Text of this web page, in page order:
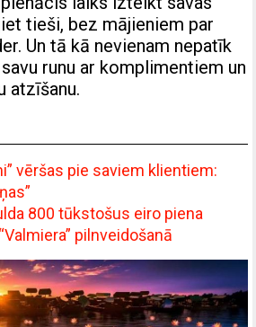
tieši, bez mājieniem par
Un tā kā nevienam nepatīk
runu ar komplimentiem un
atzīšanu.
vēršas pie saviem klientiem:
800 tūkstošus eiro piena
pilnveidošanā